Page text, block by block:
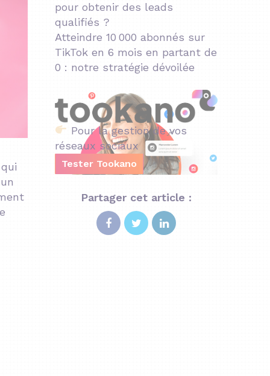
pour obtenir des leads
qualifiés ?
Atteindre 10 000 abonnés sur
TikTok en 6 mois en partant de
0 : notre stratégie dévoilée
Pour la gestion de vos
réseaux sociaux
Tester Tookano
Partager cet article :